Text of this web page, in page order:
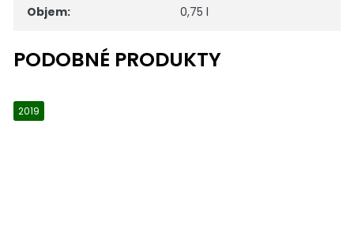
Objem: 0,75 l
2019